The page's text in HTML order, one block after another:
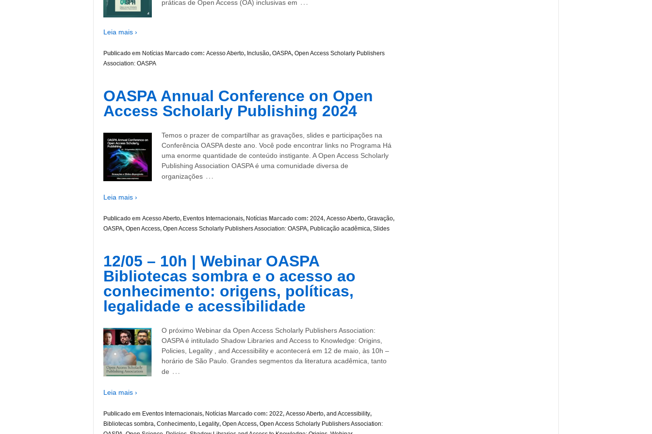
práticas de Open Access (OA) inclusivas em …
Leia mais ›
Publicado em Notícias Marcado com: Acesso Aberto, Inclusão, OASPA, Open Access Scholarly Publishers
Association: OASPA
OASPA Annual Conference on Open
Access Scholarly Publishing 2024
Temos o prazer de compartilhar as gravações, slides e participações na
Conferência OASPA deste ano. Você pode encontrar links no Programa Há
uma enorme quantidade de conteúdo instigante. A Open Access Scholarly
Publishing Association OASPA é uma comunidade diversa de
organizações …
Leia mais ›
Publicado em Acesso Aberto, Eventos Internacionais, Notícias Marcado com: 2024, Acesso Aberto, Gravação,
OASPA, Open Access, Open Access Scholarly Publishers Association: OASPA, Publicação acadêmica, Slides
12/05 – 10h | Webinar OASPA
Bibliotecas sombra e o acesso ao
conhecimento: origens, políticas,
legalidade e acessibilidade
O próximo Webinar da Open Access Scholarly Publishers Association:
OASPA é intitulado Shadow Libraries and Access to Knowledge: Origins,
Policies, Legality , and Accessibility e acontecerá em 12 de maio, às 10h –
horário de São Paulo. Grandes segmentos da literatura acadêmica, tanto
de …
Leia mais ›
Publicado em Eventos Internacionais, Notícias Marcado com: 2022, Acesso Aberto, and Accessibility,
Bibliotecas sombra, Conhecimento, Legality, Open Access, Open Access Scholarly Publishers Association: